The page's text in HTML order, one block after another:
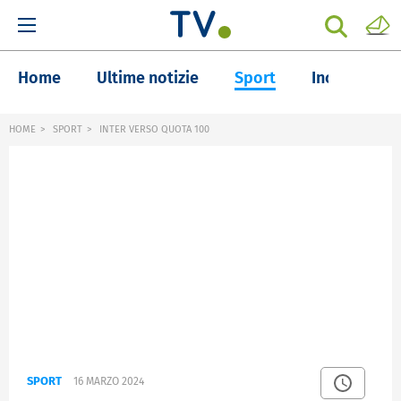
Home Ultime notizie Sport Inchieste
HOME SPORT INTER VERSO QUOTA 100
SPORT 16 MARZO 2024